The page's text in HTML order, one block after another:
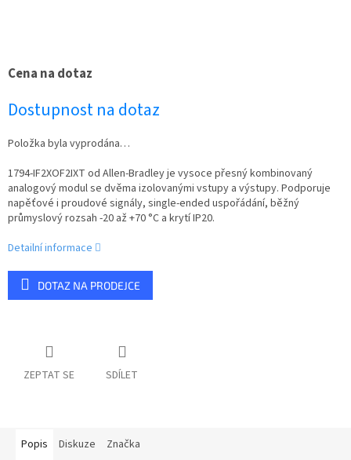
Cena na dotaz
Dostupnost na dotaz
Položka byla vyprodána…
1794-IF2XOF2IXT od Allen-Bradley je vysoce přesný kombinovaný
analogový modul se dvěma izolovanými vstupy a výstupy. Podporuje
napěťové i proudové signály, single-ended uspořádání, běžný
průmyslový rozsah -20 až +70 °C a krytí IP20.
Detailní informace
DOTAZ NA PRODEJCE
ZEPTAT SE SDÍLET
Popis Diskuze Značka